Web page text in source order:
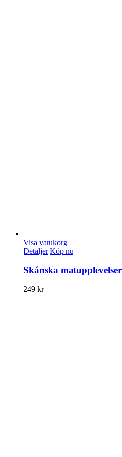
Visa varukorg
Detaljer Köp nu
Skånska matupplevelser
249 kr